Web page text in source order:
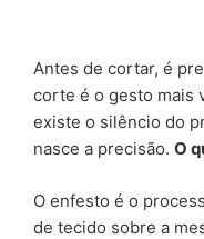
Antes de cortar, é
corte é o gesto mais
existe o silêncio do
nasce a precisão. O
O enfesto é o
de tecido sobre a